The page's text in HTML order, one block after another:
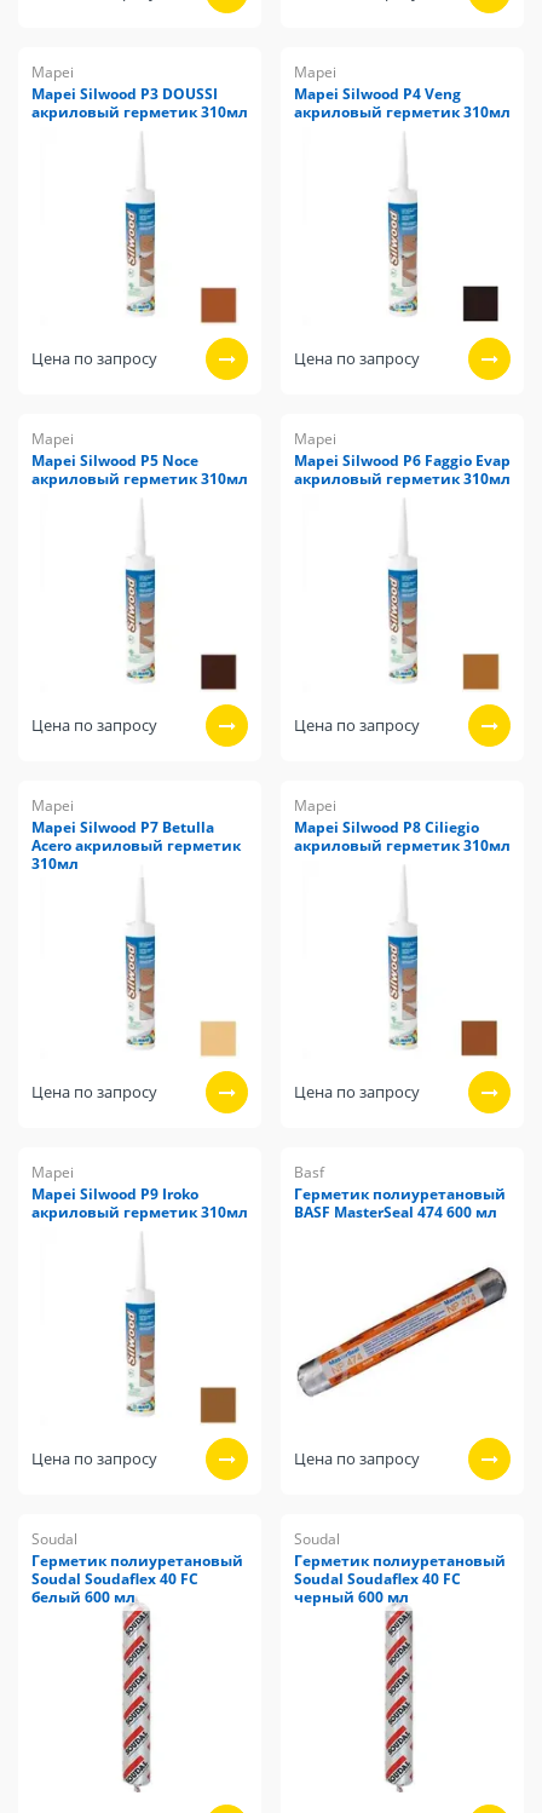
Mapei
Mapei Silwood P3 DOUSSI
акриловый герметик 310мл
Цена по запросу
Mapei
Mapei Silwood P4 Veng
акриловый герметик 310мл
Цена по запросу
Mapei
Mapei Silwood P5 Noce
акриловый герметик 310мл
Цена по запросу
Mapei
Mapei Silwood P6 Faggio Evap
акриловый герметик 310мл
Цена по запросу
Mapei
Mapei Silwood P7 Betulla
Acero акриловый герметик
310мл
Цена по запросу
Mapei
Mapei Silwood P8 Ciliegio
акриловый герметик 310мл
Цена по запросу
Mapei
Mapei Silwood P9 Iroko
акриловый герметик 310мл
Цена по запросу
Basf
Герметик полиуретановый
BASF MasterSeal 474 600 мл
Цена по запросу
Soudal
Герметик полиуретановый
Soudal Soudaflex 40 FC
белый 600 мл
Soudal
Герметик полиуретановый
Soudal Soudaflex 40 FC
черный 600 мл